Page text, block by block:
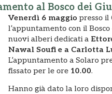
al Bosco dei
Venerdì 6 maggio presso il
l’appuntamento con il
nuovi alberi dedicati a
Nawal Soufi e a Carlotta
L’appuntamento a Solaro
fissato per le ore 10.00.
Hanno già dato la loro